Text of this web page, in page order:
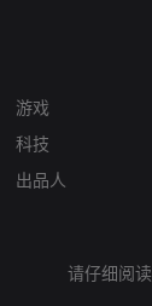
游戏
科技
出品人
请仔细阅读